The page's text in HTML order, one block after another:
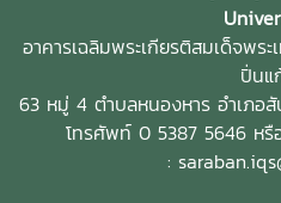
อาคารเฉลิมพระเกียรติสมเด็จพร
ปิ่นแ
63 หมู่ 4 ตำบลหนองหาร อำเภอ
โทรศัพท์ 0 5387 5646 หรื
: